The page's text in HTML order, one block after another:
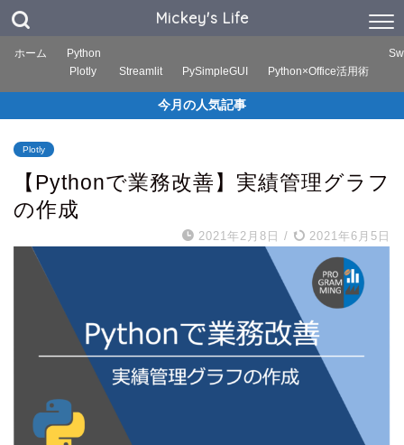
Mickey's Life
ホーム
Python
Plotly
Streamlit PySimpleGUI Python×Office活用術
今月の人気記事
Plotly
【Pythonで業務改善】実績管理グラフ
の作成
2021年2月8日 / 2021年6月5日